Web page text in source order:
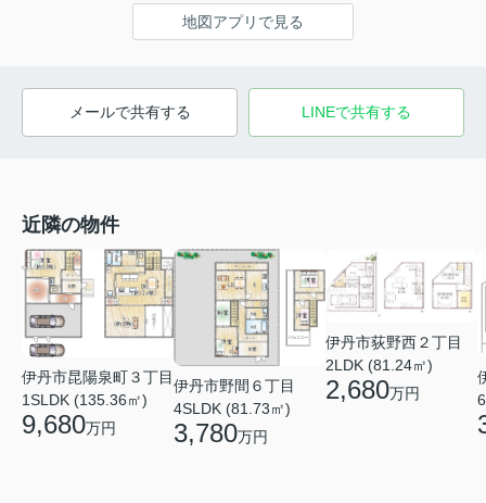
地図アプリで見る
メールで共有する LINEで共有する
近隣の物件
伊丹市昆陽泉町３丁目
1SLDK (135.36㎡)
9,680万円
伊丹市野間６丁目
4SLDK (81.73㎡)
3,780万円
伊丹市荻野西２丁目
2LDK (81.24㎡)
2,680万円